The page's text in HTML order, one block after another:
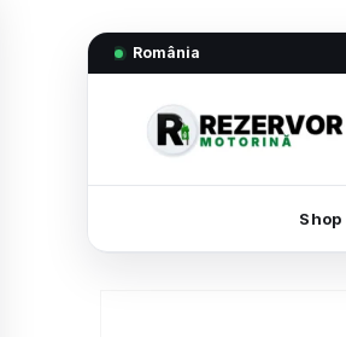
România
Shop